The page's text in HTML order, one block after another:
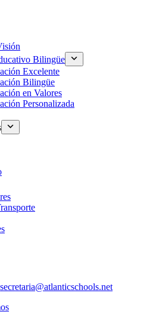
Bilingüe
Excelente
Bilingüe
en Valores
Personalizada
secretaria@atlanticschools.net